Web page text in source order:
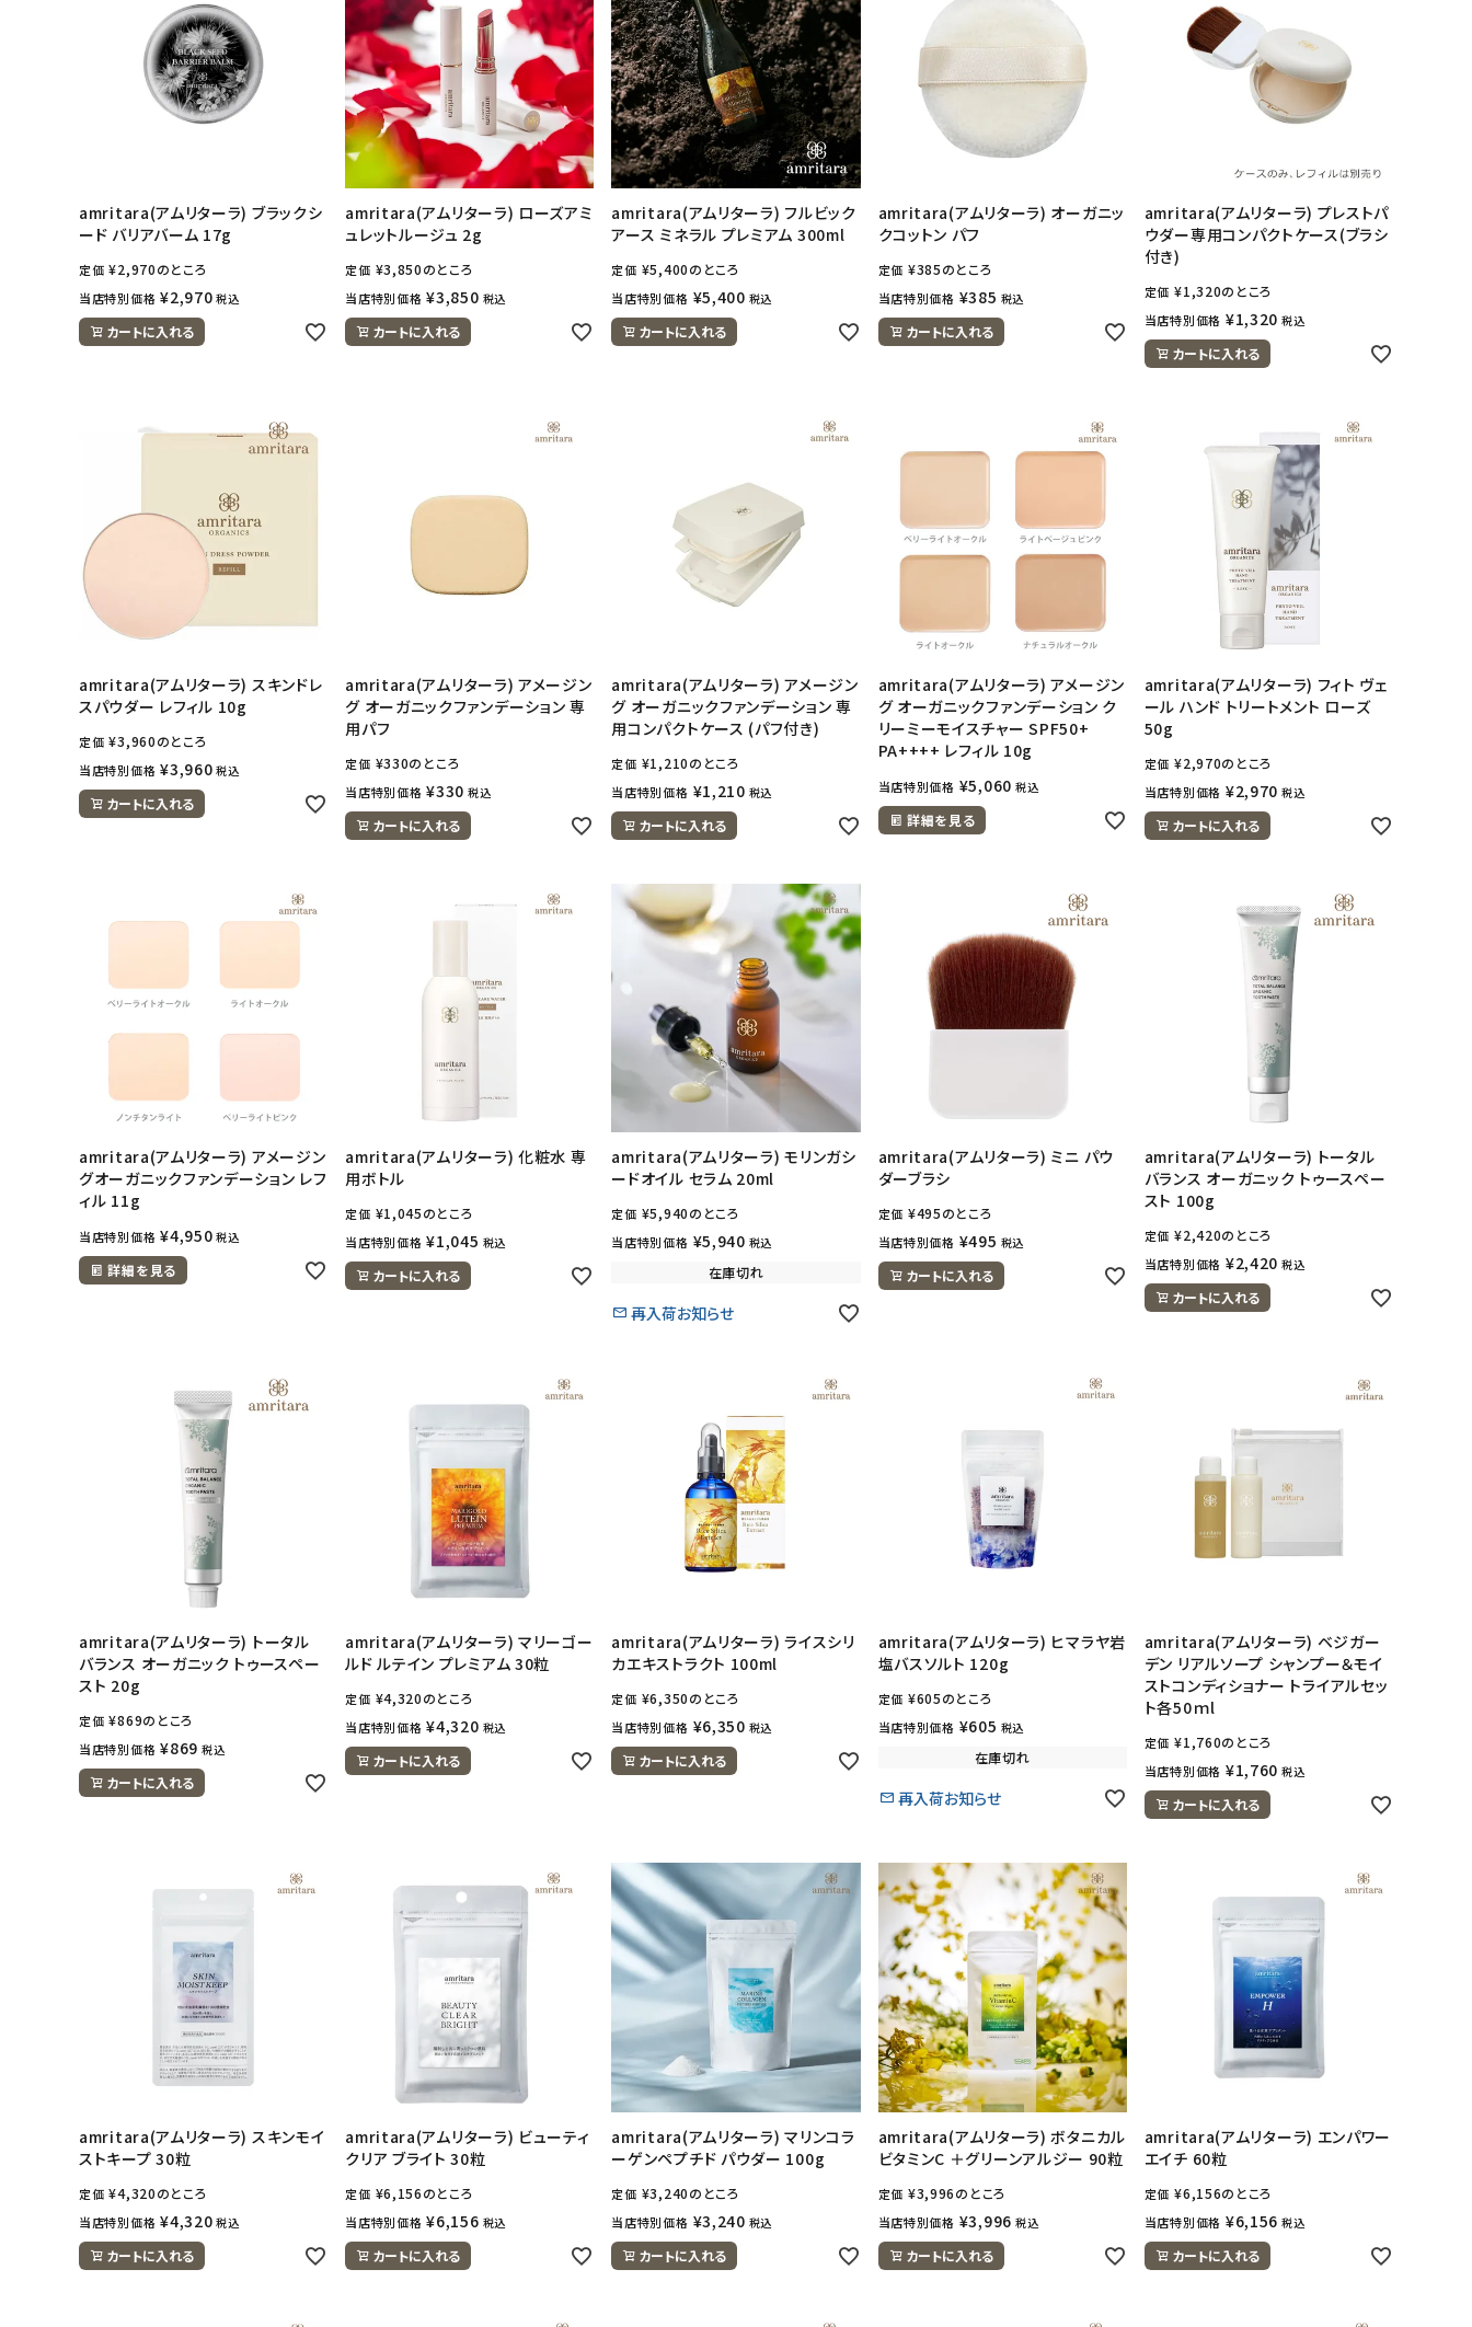
amritara(アムリターラ) ブラックシ
ード バリアバーム 17g
定価 ¥2,970のところ
当店特別価格 ¥2,970 税込
カートに入れる
amritara(アムリターラ) ローズアミ
ュレットルージュ 2g
定価 ¥3,850のところ
当店特別価格 ¥3,850 税込
カートに入れる
amritara(アムリターラ) フルビック
アース ミネラル プレミアム 300ml
定価 ¥5,400のところ
当店特別価格 ¥5,400 税込
カートに入れる
amritara(アムリターラ) オーガニッ
クコットン パフ
定価 ¥385のところ
当店特別価格 ¥385 税込
カートに入れる
amritara(アムリターラ) プレストパ
ウダー専用コンパクトケース(ブラシ
付き)
定価 ¥1,320のところ
当店特別価格 ¥1,320 税込
カートに入れる
amritara(アムリターラ) スキンドレ
スパウダー レフィル 10g
定価 ¥3,960のところ
当店特別価格 ¥3,960 税込
カートに入れる
amritara(アムリターラ) アメージン
グ オーガニックファンデーション 専
用パフ
定価 ¥330のところ
当店特別価格 ¥330 税込
カートに入れる
amritara(アムリターラ) アメージン
グ オーガニックファンデーション 専
用コンパクトケース (パフ付き)
定価 ¥1,210のところ
当店特別価格 ¥1,210 税込
カートに入れる
amritara(アムリターラ) アメージン
グ オーガニックファンデーション ク
リーミーモイスチャー SPF50+
PA++++ レフィル 10g
当店特別価格 ¥5,060 税込
詳細を見る
amritara(アムリターラ) フィト ヴェ
ール ハンド トリートメント ローズ
50g
定価 ¥2,970のところ
当店特別価格 ¥2,970 税込
カートに入れる
amritara(アムリターラ) アメージン
グオーガニックファンデーション レフ
ィル 11g
当店特別価格 ¥4,950 税込
詳細を見る
amritara(アムリターラ) 化粧水 専
用ボトル
定価 ¥1,045のところ
当店特別価格 ¥1,045 税込
カートに入れる
amritara(アムリターラ) モリンガシ
ードオイル セラム 20ml
定価 ¥5,940のところ
当店特別価格 ¥5,940 税込
在庫切れ
再入荷お知らせ
amritara(アムリターラ) ミニ パウ
ダーブラシ
定価 ¥495のところ
当店特別価格 ¥495 税込
カートに入れる
amritara(アムリターラ) トータル
バランス オーガニック トゥースペー
スト 100g
定価 ¥2,420のところ
当店特別価格 ¥2,420 税込
カートに入れる
amritara(アムリターラ) トータル
バランス オーガニック トゥースペー
スト 20g
定価 ¥869のところ
当店特別価格 ¥869 税込
カートに入れる
amritara(アムリターラ) マリーゴー
ルド ルテイン プレミアム 30粒
定価 ¥4,320のところ
当店特別価格 ¥4,320 税込
カートに入れる
amritara(アムリターラ) ライスシリ
カエキストラクト 100ml
定価 ¥6,350のところ
当店特別価格 ¥6,350 税込
カートに入れる
amritara(アムリターラ) ヒマラヤ岩
塩バスソルト 120g
定価 ¥605のところ
当店特別価格 ¥605 税込
在庫切れ
再入荷お知らせ
amritara(アムリターラ) ベジガー
デン リアルソープ シャンプー＆モイ
ストコンディショナー トライアルセッ
ト各50ｍl
定価 ¥1,760のところ
当店特別価格 ¥1,760 税込
カートに入れる
amritara(アムリターラ) スキンモイ
ストキープ 30粒
定価 ¥4,320のところ
当店特別価格 ¥4,320 税込
カートに入れる
amritara(アムリターラ) ビューティ
クリア ブライト 30粒
定価 ¥6,156のところ
当店特別価格 ¥6,156 税込
カートに入れる
amritara(アムリターラ) マリンコラ
ーゲンペプチド パウダー 100g
定価 ¥3,240のところ
当店特別価格 ¥3,240 税込
カートに入れる
amritara(アムリターラ) ボタニカル
ビタミンC ＋グリーンアルジー 90粒
定価 ¥3,996のところ
当店特別価格 ¥3,996 税込
カートに入れる
amritara(アムリターラ) エンパワー
エイチ 60粒
定価 ¥6,156のところ
当店特別価格 ¥6,156 税込
カートに入れる